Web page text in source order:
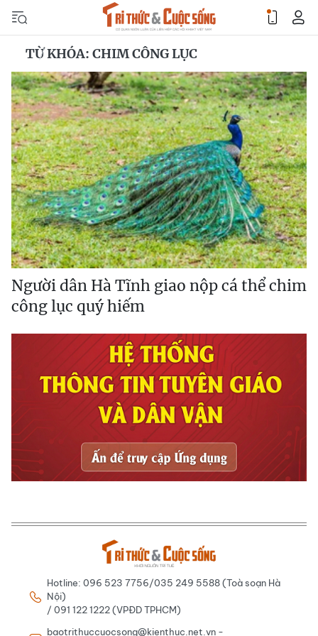
TỪ KHÓA: CHIM CÔNG LỤC
Người dân Hà Tĩnh giao nộp cá thể chim
công lục quý hiếm
Hotline: 096 523 7756/035 249 5588 (Toà soạn Hà
Nội)
/ 091 122 1222 (VPĐD TPHCM)
baotrithuccuocsong@kienthuc.net.vn -